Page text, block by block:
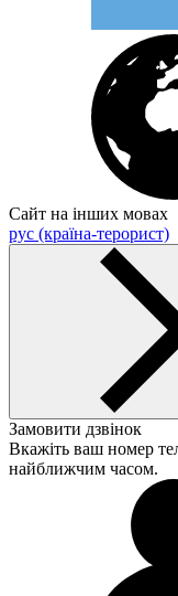
Сайт на інших мовах
рус (країна-терорист)
Замовити дзвінок
Вкажіть ваш номер
найближчим часом.